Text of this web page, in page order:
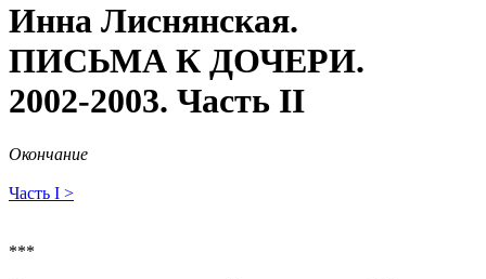
Инна Лиснянская.
ПИСЬМА К ДОЧЕРИ.
2002-2003. Часть II
Окончание
Часть I >
***